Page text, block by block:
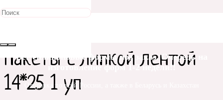
Все силиконовые формы под заказ. Очередь на
изготовление форм 1-2 недели!!
Отправка по всей России, а также в Беларусь и Казахстан
Главная/Упаковка и оформление
Пакеты с липкой лентой
14*25 1 уп